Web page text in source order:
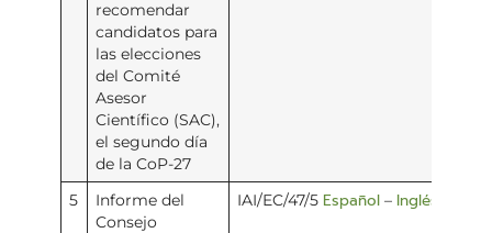
recomendar
candidatos para
las elecciones
del Comité
Asesor
Científico (SAC),
el segundo día
de la CoP-27
5
Informe del
Consejo
IAI/EC/47/5 Español– Inglés